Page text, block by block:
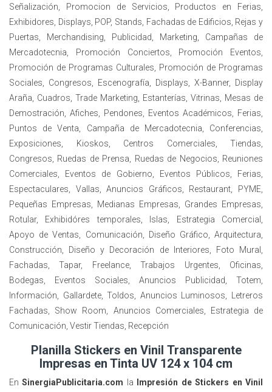
Señalización, Promocion de Servicios, Productos en Ferias,
Exhibidores, Displays, POP, Stands, Fachadas de Edificios, Rejas y
Puertas, Merchandising, Publicidad, Marketing, Campañas de
Mercadotecnia, Promoción Conciertos, Promoción Eventos,
Promoción de Programas Culturales, Promoción de Programas
Sociales, Congresos, Escenografía, Displays, X-Banner, Display
Araña, Cuadros, Trade Marketing, Estanterías, Vitrinas, Mesas de
Demostración, Afiches, Pendones, Eventos Académicos, Ferias,
Puntos de Venta, Campaña de Mercadotecnia, Conferencias,
Exposiciones, Kioskos, Centros Comerciales, Tiendas,
Congresos, Ruedas de Prensa, Ruedas de Negocios, Reuniones
Comerciales, Eventos de Gobierno, Eventos Públicos, Ferias,
Espectaculares, Vallas, Anuncios Gráficos, Restaurant, PYME,
Pequeñas Empresas, Medianas Empresas, Grandes Empresas,
Rotular, Exhibidóres temporales, Islas, Estrategia Comercial,
Apoyo de Ventas, Comunicación, Diseño Gráfico, Arquitectura,
Construcción, Diseño y Decoración de Interiores, Foto Mural,
Fachadas, Tapar, Freelance, Trabajos Urgentes, Oficinas,
Bodegas, Eventos Sociales, Anuncios Publicidad, Totem,
Información, Gallardete, Toldos, Anuncios Luminosos, Letreros
Fachadas, Show Room, Anuncios Comerciales, Estrategia de
Comunicación, Vestir Tiendas, Recepción
Planilla Stickers en Vinil Transparente
Impresas en Tinta UV 124 x 104 cm
EnSinergiaPublicitaria.com la Impresión deStickers en Vinil